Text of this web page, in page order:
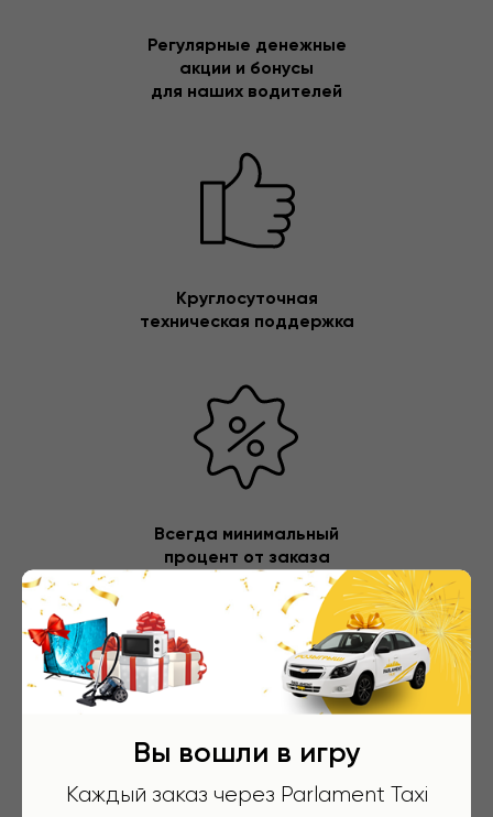
Регулярные денежные
акции и бонусы
для наших водителей
Круглосуточная
техническая поддержка
Всегда минимальный
процент от заказа
У нас есть приложение, скачать можно с
иGoogle Play
Вы вошли в игру
Каждый заказ через Parlament Taxi